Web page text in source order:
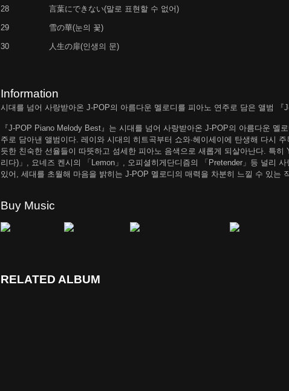
28 言葉にできない(말로 표현할 수 없어)
29 雪の華(눈의 꽃)
30 人生の扉(인생의 문)
Information
시대를 넘어 사랑받아온 J-POP의 아름다운 멜로디를 피아노 연주로 담은 앨범 『
『J-POP Piano Melody Best』는 시대를 넘어 사랑받아온 J-POP의 아름다운 멜
주로 담아낸 앨범이다. 레이와 시대의 히트곡부터 쇼와·헤이세이에 탄생해 다시
듯한 친숙한 선율들이 따뜻하고 섬세한 피아노 음색으로 새롭게 되살아난다. 특히
리다)」, 요네즈 켄시의 「Lemon」, 오피셜히게단디즘의 「Pretender」등 널리
있어, 세대를 초월해 마음을 밝히는 J-POP 멜로디의 매력을 차분히 느낄 수 있는
Buy Music
RELATED ALBUM